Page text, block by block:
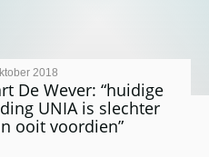
De Wever: “huidige
UNIA is slechter
ooit voordien”
2018